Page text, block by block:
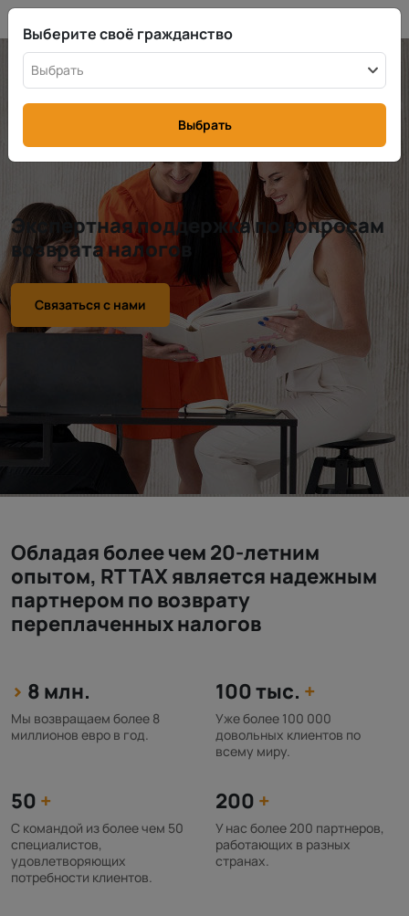
Экспертная поддержка по вопросам
возврата налогов
Связаться с нами
Обладая более чем 20-летним
опытом, RT TAX является надежным
партнером по возврату
переплаченных налогов
> 8 млн.
Мы возвращаем более 8
миллионов евро в год.
100 тыс. +
Уже более 100 000
довольных клиентов по
всему миру.
50 +
С командой из более чем 50
специалистов,
удовлетворяющих
потребности клиентов.
200 +
У нас более 200 партнеров,
работающих в разных
странах.
Выберите своё гражданство
Выбрать
Выбрать